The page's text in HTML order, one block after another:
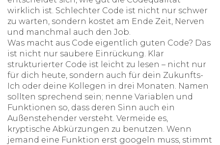
wirklich ist. Schlechter Code ist nicht nur schwer
zu warten, sondern kostet am Ende Zeit, Nerven
und manchmal auch den Job.
Was macht aus Code eigentlich guten Code? Das
ist nicht nur saubere Einrückung. Klar
strukturierter Code ist leicht zu lesen – nicht nur
für dich heute, sondern auch für dein Zukunfts-
Ich oder deine Kollegen in drei Monaten. Namen
sollten sprechend sein; nenne Variablen und
Funktionen so, dass deren Sinn auch ein
Außenstehender versteht. Vermeide es,
kryptische Abkürzungen zu benutzen. Wenn
jemand eine Funktion erst googeln muss, stimmt